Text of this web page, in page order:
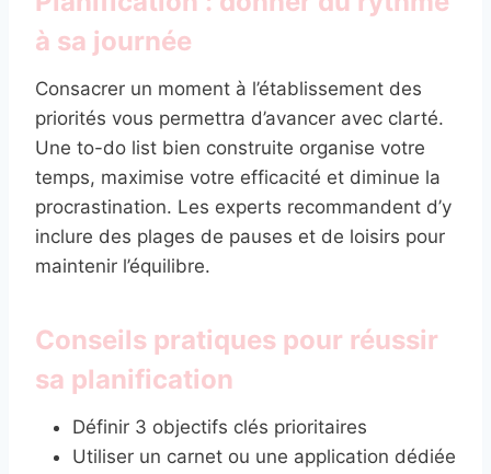
à sa journée
Consacrer un moment à l’établissement des
priorités vous permettra d’avancer avec clarté.
Une to-do list bien construite organise votre
temps, maximise votre efficacité et diminue la
procrastination. Les experts recommandent d’y
inclure des plages de pauses et de loisirs pour
maintenir l’équilibre.
Conseils pratiques pour réussir
sa planification
Définir 3 objectifs clés prioritaires
Utiliser un carnet ou une application dédiée